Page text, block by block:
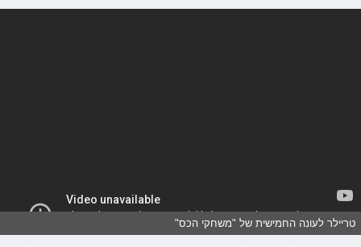
טריילר לעונה החמישית של "משחקי הכס"